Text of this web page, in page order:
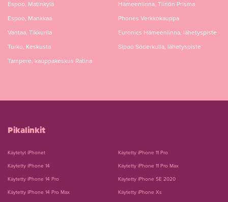
Espoo, Matinkylä
Espoo, Mankkaa
Vantaa, Tikkurila
Turku, Keskusta
Tampere, kauppakeskus Ratina
Hämeenlinna, Tiiriön Prisma
Phones Verkkokauppa
Euronics Hämeenlinna, lähetyspiste
Sipoo Söderkulla, lähetyspiste
Pikalinkit
Käytetyt iPhonet
Käytetty iPhone 14
Käytetty iPhone 14 Pro
Käytetty iPhone 14 Pro Max
Käytetty iPhone 11 Pro
Käytetty iPhone 11 Pro Max
Käytetty iPhone SE 2020
Käytetty iPhone Xs